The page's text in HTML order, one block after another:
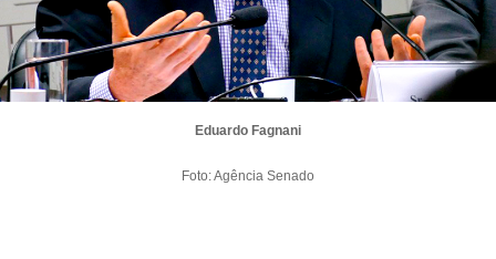
Eduardo Fagnani
Foto: Agência Senado